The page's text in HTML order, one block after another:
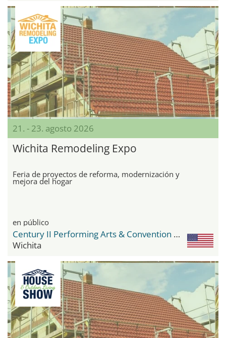
21. - 23. agosto 2026
Wichita Remodeling Expo
Feria de proyectos de reforma, modernización y
mejora del hogar
en público
Century II Performing Arts & Convention Center
Wichita